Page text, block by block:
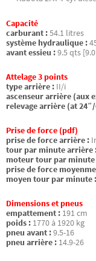
Capacité
carburant :54.1 litres
système hydraulique :
avant essieu :9.5 qts
Attelage 3 points
type arrière : II/i
ascenseur arrière (aux
relevage arrière (at
Prise de force (pdf)
prise de force arrière :
tour par minute arrière
moteur tour par minute
prise de force
moyen tour par minute :
Dimensions et pneus
empattement : 191 cm
poids : 1770 à 1920 kg
pneu avant :9.5-16
pneu arrière : 14.9-26